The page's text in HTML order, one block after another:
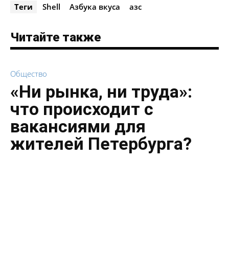
Теги Shell Азбука вкуса азс
Читайте также
Общество
«Ни рынка, ни труда»:
что происходит с
вакансиями для
жителей Петербурга?